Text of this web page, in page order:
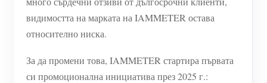
видимостта на марката на IAMMETER остава
относително ниска.
За да промени това, IAMMETER стартира първата
си промоционална инициатива през 2025 г.: